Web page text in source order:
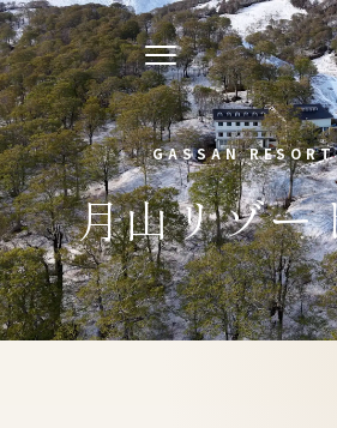
月山リゾートイン
GASSAN
月山リゾー